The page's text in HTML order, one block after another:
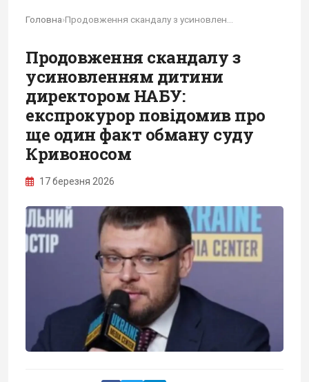
Головна›
Продовження скандалу з
усиновленням дитини
директором НАБУ:
експрокурор повідомив про
ще один факт обману суду
Кривоносом
17 березня 2026